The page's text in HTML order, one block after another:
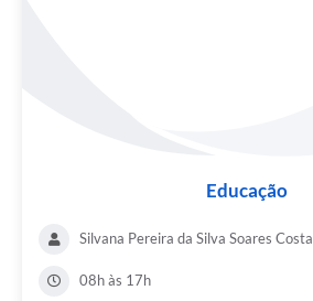
Educação
Silvana Pereira da Silva Soares Costa
08h às 17h